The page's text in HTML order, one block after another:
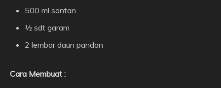
500 ml santan
½ sdt garam
2 lembar daun pandan
Cara Membuat :